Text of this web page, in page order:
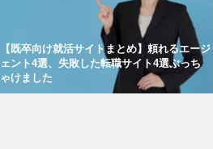
【既卒向け就活サイトまとめ】頼れるエージ
ェント4選、失敗した転職サイト4選ぶっち
ゃけました